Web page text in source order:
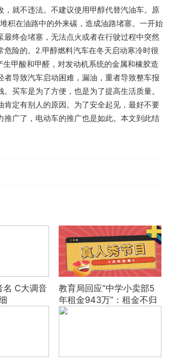
就不违法。不建议使用甲醇代替汽油车。原
积在油路中的外来碳，造成油路堵塞。一开始
终会堵塞，无法点火或者在行驶过程中突然
险的。2.甲醇燃料汽车在冬天启动寒冷时很
甲酸和甲醛，对发动机系统的金属和橡胶造
导致汽车启动困难，漏油，重者导致整车报
买车是为了方便，也是为了提高生活质量。
定有别人的原因。为了安全起见，最好不要
广了，电动车的推广也是如此。本文到此结
名 C大调音
教育局回应“中学小卖部5
年租金943万”：租金不归
学校，将关注货品售价